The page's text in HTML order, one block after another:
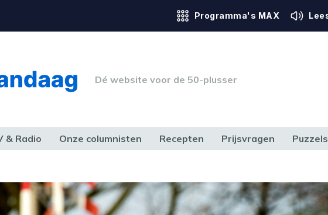
Programma's MAX
Dé website voor de 50-plusser
& Radio Onze columnisten Recepten Prijsvragen Puzzels